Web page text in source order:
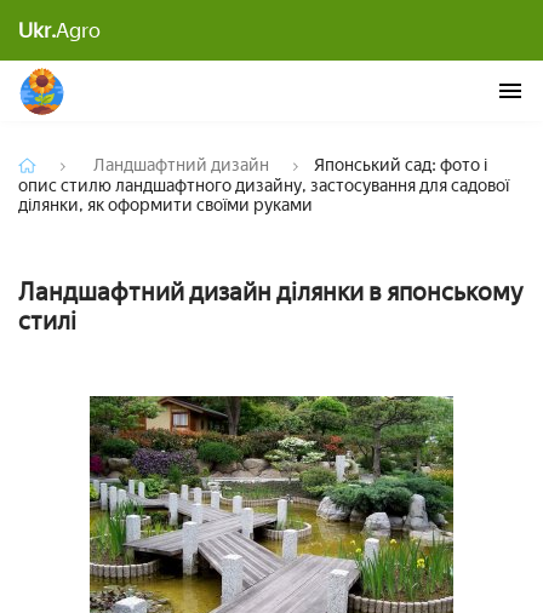
Ukr.Agroдизайну, застосування для садової ділянки, як
Ландшафтний дизайн
Японський сад: фото і
опис стилю ландшафтного дизайну, застосування для садової
ділянки, як оформити своїми руками
Ландшафтний дизайн ділянки в японському
стилі